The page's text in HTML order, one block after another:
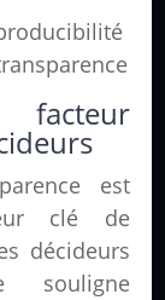
facteur
est
clé de
décideurs
souligne